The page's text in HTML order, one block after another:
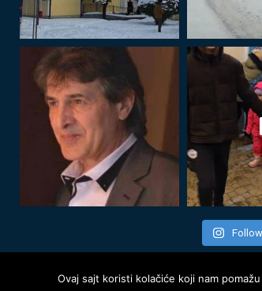
Ovaj sajt koristi kolačiće koji nam